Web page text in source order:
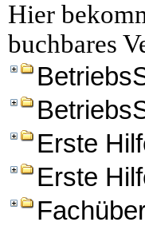
Hier
buchbares
Erste
Erste